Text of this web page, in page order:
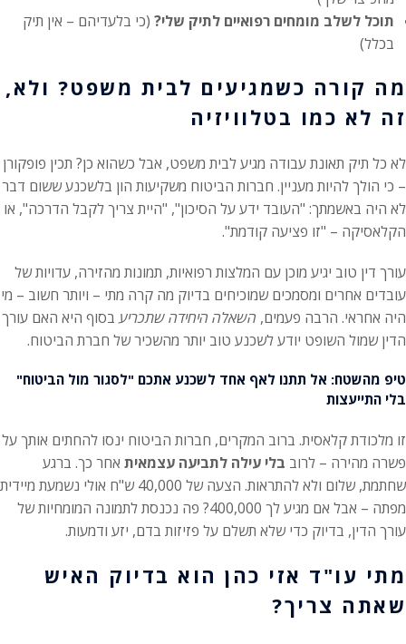
תוכל לשלב מומחים רפואיים לתיק שלי? (כי בלעדיהם – אין תיק
בכלל)
מה קורה כשמגיעים לבית משפט? ולא,
זה לא כמו בטלוויזיה
לא כל תיק תאונת עבודה מגיע לבית משפט, אבל כשהוא כן? תכין פופקורן
– כי הולך להיות מעניין. חברות הביטוח משקיעות הון בלשכנע ששום דבר
לא היה באשמתך: "העובד ידע על הסיכון", "היית צריך לקבל הדרכה", או
הקלאסיקה – "זו פציעה קודמת".
עורך דין טוב יגיע מוכן עם המלצות רפואיות, תמונות מהזירה, עדויות של
עובדים אחרים ומסמכים שמוכיחים בדיוק מה קרה מתי – ויותר חשוב – מי
היה אחראי. הרבה פעמים, השאלה היחידה שתכריעבסוף היא האם עורך
הדין שמול השופט יודע לשכנע טוב יותר מהשכיר של חברת הביטוח.
טיפ מהשטח: אל תתנו לאף אחד לשכנע אתכם "לסגור מול הביטוח"
בלי התייעצות
זו מלכודת קלאסית. ברוב המקרים, חברות הביטוח ינסו להחתים אותך על
פשרה מהירה – לרוב בלי עילה לתביעה עצמאית אחר כך. ברגע
שחתמת, שלום ולא להתראות. הצעה של 40,000 ש"ח אולי נשמעת מיידית
מפתה – אבל אם מגיע לך 400,000? פה נכנסת לתמונה המומחיות של
עורך הדין, בדיוק כדי שלא תשלם על פזיזות בדם, יזע ודמעות.
מתי עו"ד אזי כהן הוא בדיוק האיש
שאתה צריך?